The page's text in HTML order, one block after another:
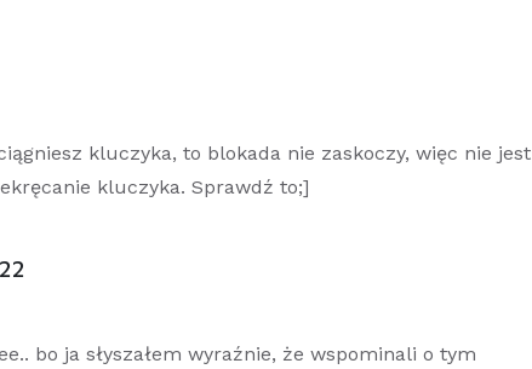
kluczyka, to blokada nie zaskoczy, więc nie jest
kluczyka. Sprawdź to;]
bo ja słyszałem wyraźnie, że wspominali o tym